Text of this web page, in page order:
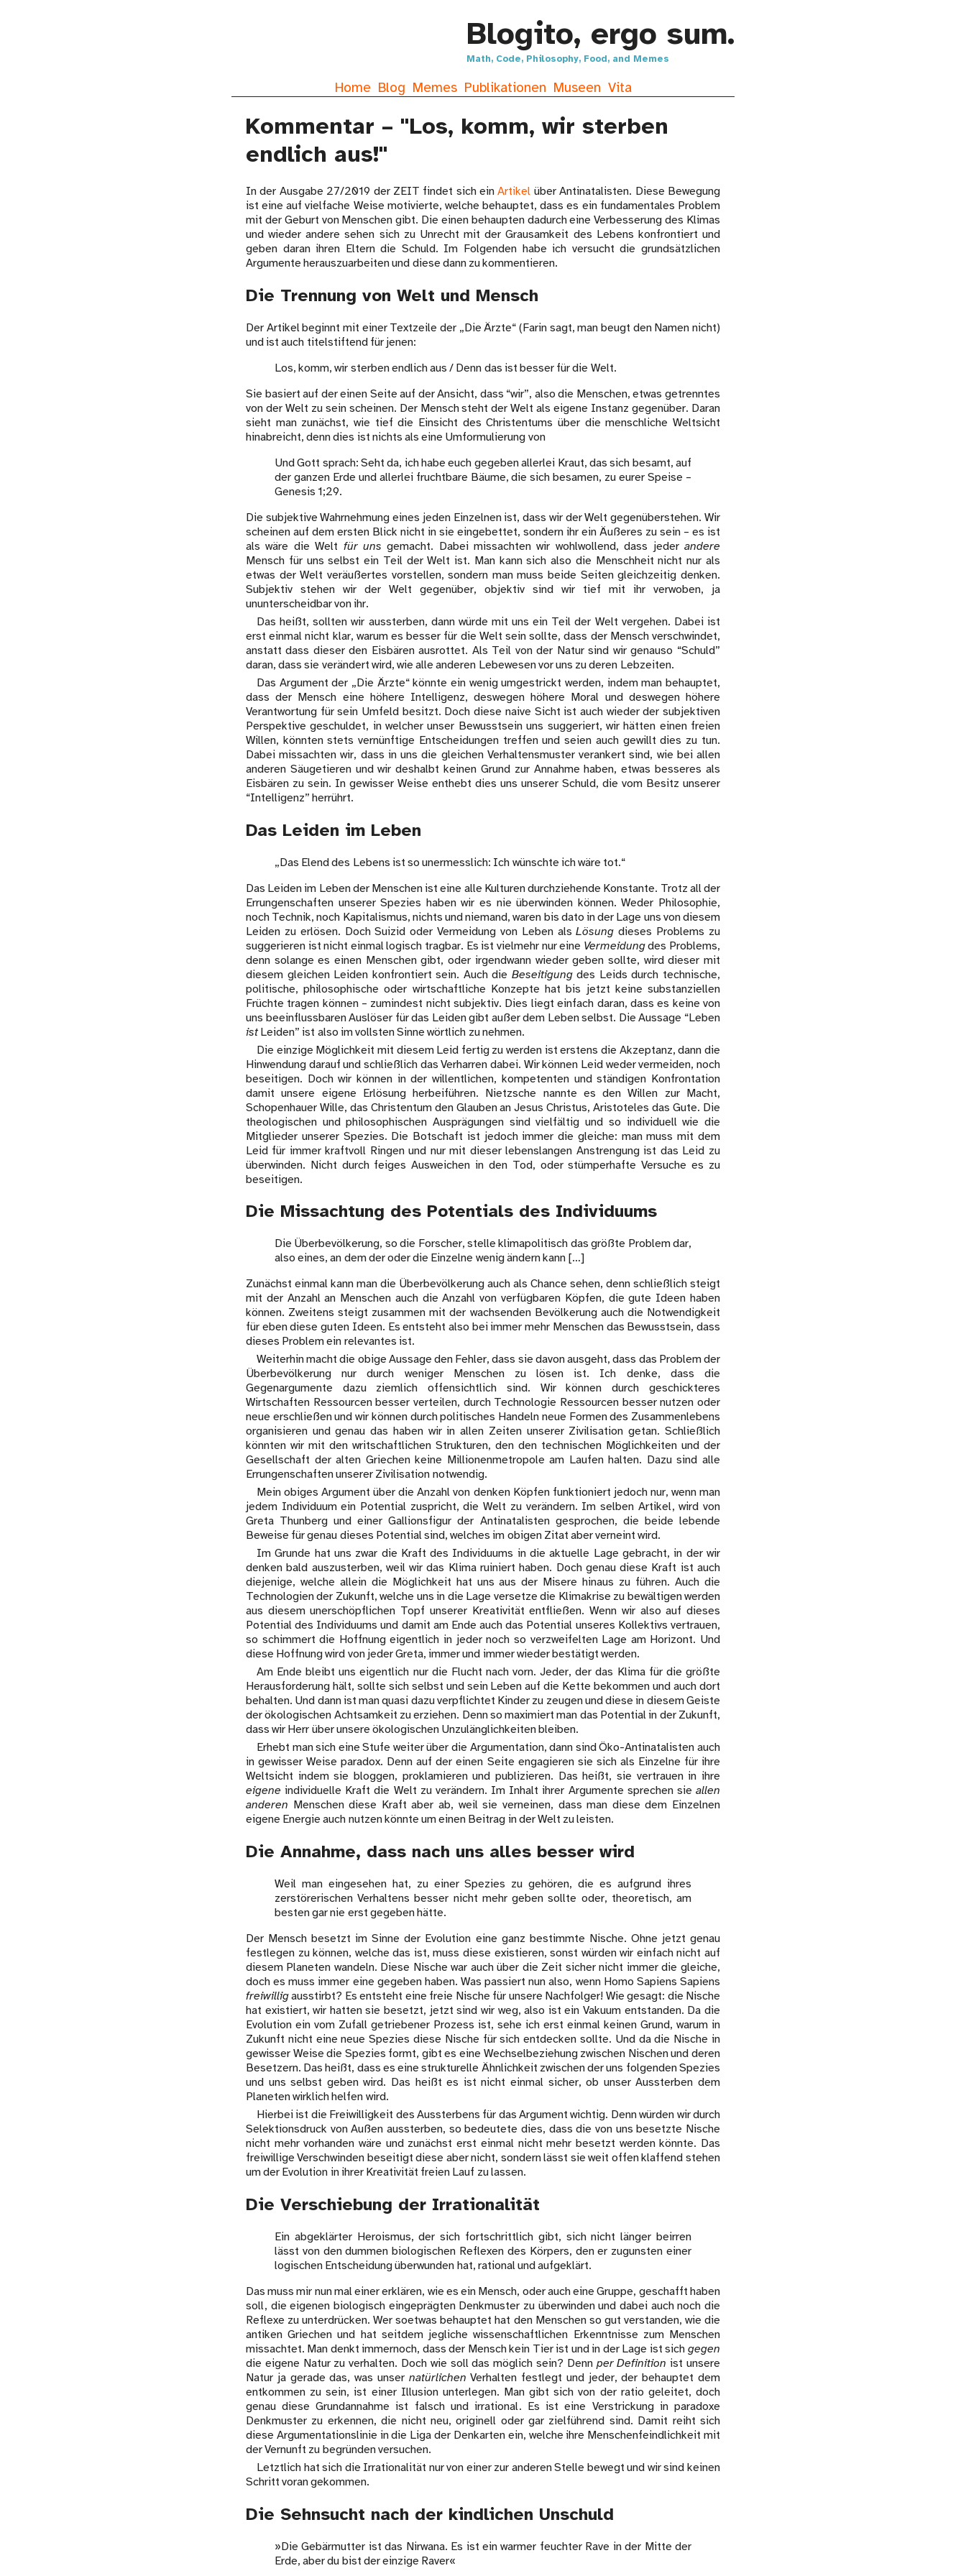
Blogito, ergo sum.
Math, Code, Philosophy, Food, and Memes
Home Blog Memes Publikationen Museen Vita
Kommentar – "Los, komm, wir sterben
endlich aus!"
In der Ausgabe 27/2019 der ZEIT findet sich einArtikel über Antinatalisten. Diese Bewegung
ist eine auf vielfache Weise motivierte, welche behauptet, dass es ein fundamentales Problem
mit der Geburt von Menschen gibt. Die einen behaupten dadurch eine Verbesserung des Klimas
und wieder andere sehen sich zu Unrecht mit der Grausamkeit des Lebens konfrontiert und
geben daran ihren Eltern die Schuld. Im Folgenden habe ich versucht die grundsätzlichen
Argumente herauszuarbeiten und diese dann zu kommentieren.
Die Trennung von Welt und Mensch
Der Artikel beginnt mit einer Textzeile der „Die Ärzte“ (Farin sagt, man beugt den Namen nicht)
und ist auch titelstiftend für jenen:
Los, komm, wir sterben endlich aus / Denn das ist besser für die Welt.
Sie basiert auf der einen Seite auf der Ansicht, dass “wir”, also die Menschen, etwas getrenntes
von der Welt zu sein scheinen. Der Mensch steht der Welt als eigene Instanz gegenüber. Daran
sieht man zunächst, wie tief die Einsicht des Christentums über die menschliche Weltsicht
hinabreicht, denn dies ist nichts als eine Umformulierung von
Und Gott sprach: Seht da, ich habe euch gegeben allerlei Kraut, das sich besamt, auf
der ganzen Erde und allerlei fruchtbare Bäume, die sich besamen, zu eurer Speise –
Genesis 1;29.
Die subjektive Wahrnehmung eines jeden Einzelnen ist, dass wir der Welt gegenüberstehen. Wir
scheinen auf dem ersten Blick nicht in sie eingebettet, sondern ihr ein Äußeres zu sein – es ist
als wäre die Welt für uns gemacht. Dabei missachten wir wohlwollend, dass jeder andere
Mensch für uns selbst ein Teil der Welt ist. Man kann sich also die Menschheit nicht nur als
etwas der Welt veräußertes vorstellen, sondern man muss beide Seiten gleichzeitig denken.
Subjektiv stehen wir der Welt gegenüber, objektiv sind wir tief mit ihr verwoben, ja
ununterscheidbar von ihr.
Das heißt, sollten wir aussterben, dann würde mit uns ein Teil der Welt vergehen. Dabei ist
erst einmal nicht klar, warum es besser für die Welt sein sollte, dass der Mensch verschwindet,
anstatt dass dieser den Eisbären ausrottet. Als Teil von der Natur sind wir genauso “Schuld”
daran, dass sie verändert wird, wie alle anderen Lebewesen vor uns zu deren Lebzeiten.
Das Argument der „Die Ärzte“ könnte ein wenig umgestrickt werden, indem man behauptet,
dass der Mensch eine höhere Intelligenz, deswegen höhere Moral und deswegen höhere
Verantwortung für sein Umfeld besitzt. Doch diese naive Sicht ist auch wieder der subjektiven
Perspektive geschuldet, in welcher unser Bewusstsein uns suggeriert, wir hätten einen freien
Willen, könnten stets vernünftige Entscheidungen treffen und seien auch gewillt dies zu tun.
Dabei missachten wir, dass in uns die gleichen Verhaltensmuster verankert sind, wie bei allen
anderen Säugetieren und wir deshalbt keinen Grund zur Annahme haben, etwas besseres als
Eisbären zu sein. In gewisser Weise enthebt dies uns unserer Schuld, die vom Besitz unserer
“Intelligenz” herrührt.
Das Leiden im Leben
„Das Elend des Lebens ist so unermesslich: Ich wünschte ich wäre tot.“
Das Leiden im Leben der Menschen ist eine alle Kulturen durchziehende Konstante. Trotz all der
Errungenschaften unserer Spezies haben wir es nie überwinden können. Weder Philosophie,
noch Technik, noch Kapitalismus, nichts und niemand, waren bis dato in der Lage uns von diesem
Leiden zu erlösen. Doch Suizid oder Vermeidung von Leben alsLösung dieses Problems zu
suggerieren ist nicht einmal logisch tragbar. Es ist vielmehr nur eine Vermeidungdes Problems,
denn solange es einen Menschen gibt, oder irgendwann wieder geben sollte, wird dieser mit
diesem gleichen Leiden konfrontiert sein. Auch die Beseitigungdes Leids durch technische,
politische, philosophische oder wirtschaftliche Konzepte hat bis jetzt keine substanziellen
Früchte tragen können – zumindest nicht subjektiv. Dies liegt einfach daran, dass es keine von
uns beeinflussbaren Auslöser für das Leiden gibt außer dem Leben selbst. Die Aussage “Leben
istLeiden” ist also im vollsten Sinne wörtlich zu nehmen.
Die einzige Möglichkeit mit diesem Leid fertig zu werden ist erstens die Akzeptanz, dann die
Hinwendung darauf und schließlich das Verharren dabei. Wir können Leid weder vermeiden, noch
beseitigen. Doch wir können in der willentlichen, kompetenten und ständigen Konfrontation
damit unsere eigene Erlösung herbeiführen. Nietzsche nannte es den Willen zur Macht,
Schopenhauer Wille, das Christentum den Glauben an Jesus Christus, Aristoteles das Gute. Die
theologischen und philosophischen Ausprägungen sind vielfältig und so individuell wie die
Mitglieder unserer Spezies. Die Botschaft ist jedoch immer die gleiche: man muss mit dem
Leid für immer kraftvoll Ringen und nur mit dieser lebenslangen Anstrengung ist das Leid zu
überwinden. Nicht durch feiges Ausweichen in den Tod, oder stümperhafte Versuche es zu
beseitigen.
Die Missachtung des Potentials des Individuums
Die Überbevölkerung, so die Forscher, stelle klimapolitisch das größte Problem dar,
also eines, an dem der oder die Einzelne wenig ändern kann […]
Zunächst einmal kann man die Überbevölkerung auch als Chance sehen, denn schließlich steigt
mit der Anzahl an Menschen auch die Anzahl von verfügbaren Köpfen, die gute Ideen haben
können. Zweitens steigt zusammen mit der wachsenden Bevölkerung auch die Notwendigkeit
für eben diese guten Ideen. Es entsteht also bei immer mehr Menschen das Bewusstsein, dass
dieses Problem ein relevantes ist.
Weiterhin macht die obige Aussage den Fehler, dass sie davon ausgeht, dass das Problem der
Überbevölkerung nur durch weniger Menschen zu lösen ist. Ich denke, dass die
Gegenargumente dazu ziemlich offensichtlich sind. Wir können durch geschickteres
Wirtschaften Ressourcen besser verteilen, durch Technologie Ressourcen besser nutzen oder
neue erschließen und wir können durch politisches Handeln neue Formen des Zusammenlebens
organisieren und genau das haben wir in allen Zeiten unserer Zivilisation getan. Schließlich
könnten wir mit den writschaftlichen Strukturen, den den technischen Möglichkeiten und der
Gesellschaft der alten Griechen keine Millionenmetropole am Laufen halten. Dazu sind alle
Errungenschaften unserer Zivilisation notwendig.
Mein obiges Argument über die Anzahl von denken Köpfen funktioniert jedoch nur, wenn man
jedem Individuum ein Potential zuspricht, die Welt zu verändern. Im selben Artikel, wird von
Greta Thunberg und einer Gallionsfigur der Antinatalisten gesprochen, die beide lebende
Beweise für genau dieses Potential sind, welches im obigen Zitat aber verneint wird.
Im Grunde hat uns zwar die Kraft des Individuums in die aktuelle Lage gebracht, in der wir
denken bald auszusterben, weil wir das Klima ruiniert haben. Doch genau diese Kraft ist auch
diejenige, welche allein die Möglichkeit hat uns aus der Misere hinaus zu führen. Auch die
Technologien der Zukunft, welche uns in die Lage versetze die Klimakrise zu bewältigen werden
aus diesem unerschöpflichen Topf unserer Kreativität entfließen. Wenn wir also auf dieses
Potential des Individuums und damit am Ende auch das Potential unseres Kollektivs vertrauen,
so schimmert die Hoffnung eigentlich in jeder noch so verzweifelten Lage am Horizont. Und
diese Hoffnung wird von jeder Greta, immer und immer wieder bestätigt werden.
Am Ende bleibt uns eigentlich nur die Flucht nach vorn. Jeder, der das Klima für die größte
Herausforderung hält, sollte sich selbst und sein Leben auf die Kette bekommen und auch dort
behalten. Und dann ist man quasi dazu verpflichtet Kinder zu zeugen und diese in diesem Geiste
der ökologischen Achtsamkeit zu erziehen. Denn so maximiert man das Potential in der Zukunft,
dass wir Herr über unsere ökologischen Unzulänglichkeiten bleiben.
Erhebt man sich eine Stufe weiter über die Argumentation, dann sind Öko-Antinatalisten auch
in gewisser Weise paradox. Denn auf der einen Seite engagieren sie sich als Einzelne für ihre
Weltsicht indem sie bloggen, proklamieren und publizieren. Das heißt, sie vertrauen in ihre
eigene individuelle Kraft die Welt zu verändern. Im Inhalt ihrer Argumente sprechen sie allen
anderen Menschen diese Kraft aber ab, weil sie verneinen, dass man diese dem Einzelnen
eigene Energie auch nutzen könnte um einen Beitrag in der Welt zu leisten.
Die Annahme, dass nach uns alles besser wird
Weil man eingesehen hat, zu einer Spezies zu gehören, die es aufgrund ihres
zerstörerischen Verhaltens besser nicht mehr geben sollte oder, theoretisch, am
besten gar nie erst gegeben hätte.
Der Mensch besetzt im Sinne der Evolution eine ganz bestimmte Nische. Ohne jetzt genau
festlegen zu können, welche das ist, muss diese existieren, sonst würden wir einfach nicht auf
diesem Planeten wandeln. Diese Nische war auch über die Zeit sicher nicht immer die gleiche,
doch es muss immer eine gegeben haben. Was passiert nun also, wenn Homo Sapiens Sapiens
freiwilligausstirbt? Es entsteht eine freie Nische für unsere Nachfolger! Wie gesagt: die Nische
hat existiert, wir hatten sie besetzt, jetzt sind wir weg, also ist ein Vakuum entstanden. Da die
Evolution ein vom Zufall getriebener Prozess ist, sehe ich erst einmal keinen Grund, warum in
Zukunft nicht eine neue Spezies diese Nische für sich entdecken sollte. Und da die Nische in
gewisser Weise die Spezies formt, gibt es eine Wechselbeziehung zwischen Nischen und deren
Besetzern. Das heißt, dass es eine strukturelle Ähnlichkeit zwischen der uns folgenden Spezies
und uns selbst geben wird. Das heißt es ist nicht einmal sicher, ob unser Aussterben dem
Planeten wirklich helfen wird.
Hierbei ist die Freiwilligkeit des Aussterbens für das Argument wichtig. Denn würden wir durch
Selektionsdruck von Außen aussterben, so bedeutete dies, dass die von uns besetzte Nische
nicht mehr vorhanden wäre und zunächst erst einmal nicht mehr besetzt werden könnte. Das
freiwillige Verschwinden beseitigt diese aber nicht, sondern lässt sie weit offen klaffend stehen
um der Evolution in ihrer Kreativität freien Lauf zu lassen.
Die Verschiebung der Irrationalität
Ein abgeklärter Heroismus, der sich fortschrittlich gibt, sich nicht länger beirren
lässt von den dummen biologischen Reflexen des Körpers, den er zugunsten einer
logischen Entscheidung überwunden hat, rational und aufgeklärt.
Das muss mir nun mal einer erklären, wie es ein Mensch, oder auch eine Gruppe, geschafft haben
soll, die eigenen biologisch eingeprägten Denkmuster zu überwinden und dabei auch noch die
Reflexe zu unterdrücken. Wer soetwas behauptet hat den Menschen so gut verstanden, wie die
antiken Griechen und hat seitdem jegliche wissenschaftlichen Erkenntnisse zum Menschen
missachtet. Man denkt immernoch, dass der Mensch kein Tier ist und in der Lage ist sich gegen
die eigene Natur zu verhalten. Doch wie soll das möglich sein? Denn per Definition ist unsere
Natur ja gerade das, was unser natürlichen Verhalten festlegt und jeder, der behauptet dem
entkommen zu sein, ist einer Illusion unterlegen. Man gibt sich von der ratio geleitet, doch
genau diese Grundannahme ist falsch und irrational. Es ist eine Verstrickung in paradoxe
Denkmuster zu erkennen, die nicht neu, originell oder gar zielführend sind. Damit reiht sich
diese Argumentationslinie in die Liga der Denkarten ein, welche ihre Menschenfeindlichkeit mit
der Vernunft zu begründen versuchen.
Letztlich hat sich die Irrationalität nur von einer zur anderen Stelle bewegt und wir sind keinen
Schritt voran gekommen.
Die Sehnsucht nach der kindlichen Unschuld
»Die Gebärmutter ist das Nirwana. Es ist ein warmer feuchter Rave in der Mitte der
Erde, aber du bist der einzige Raver«